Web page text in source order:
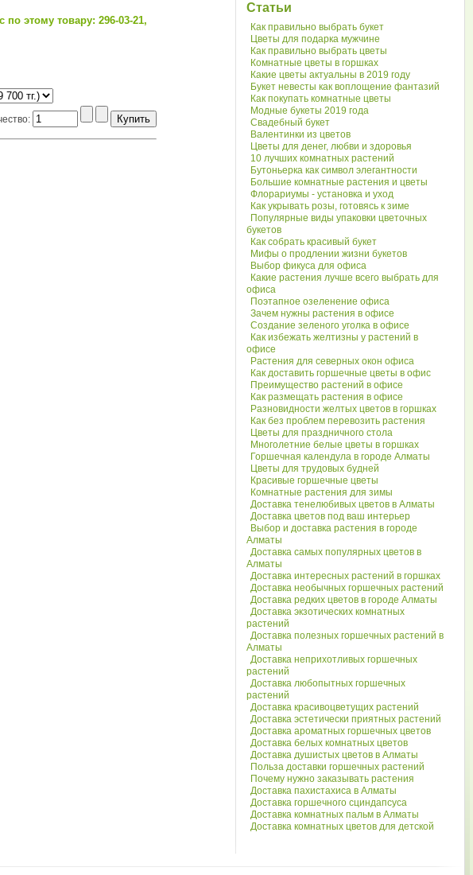
по этому товару: 296-03-21,
Статьи
Как правильно выбрать букет
Цветы для подарка мужчине
Как правильно выбрать цветы
Комнатные цветы в горшках
Какие цветы актуальны в 2019 году
Букет невесты как воплощение фантазий
Как покупать комнатные цветы
Модные букеты 2019 года
Свадебный букет
Валентинки из цветов
Цветы для денег, любви и здоровья
10 лучших комнатных растений
Бутоньерка как символ элегантности
Большие комнатные растения и цветы
Флорариумы - установка и уход
Как укрывать розы, готовясь к зиме
Популярные виды упаковки цветочных
букетов
Как собрать красивый букет
Мифы о продлении жизни букетов
Выбор фикуса для офиса
Какие растения лучше всего выбрать для
офиса
Поэтапное озеленение офиса
Зачем нужны растения в офисе
Создание зеленого уголка в офисе
Как избежать желтизны у растений в
офисе
Растения для северных окон офиса
Как доставить горшечные цветы в офис
Преимущество растений в офисе
Как размещать растения в офисе
Разновидности желтых цветов в горшках
Как без проблем перевозить растения
Цветы для праздничного стола
Многолетние белые цветы в горшках
Горшечная календула в городе Алматы
Цветы для трудовых будней
Красивые горшечные цветы
Комнатные растения для зимы
Доставка тенелюбивых цветов в Алматы
Доставка цветов под ваш интерьер
Выбор и доставка растения в городе
Алматы
Доставка самых популярных цветов в
Алматы
Доставка интересных растений в горшках
Доставка необычных горшечных растений
Доставка редких цветов в городе Алматы
Доставка экзотических комнатных
растений
Доставка полезных горшечных растений в
Алматы
Доставка неприхотливых горшечных
растений
Доставка любопытных горшечных
растений
Доставка красивоцветущих растений
Доставка эстетически приятных растений
Доставка ароматных горшечных цветов
Доставка белых комнатных цветов
Доставка душистых цветов в Алматы
Польза доставки горшечных растений
Почему нужно заказывать растения
Доставка пахистахиса в Алматы
Доставка горшечного сциндапсуса
Доставка комнатных пальм в Алматы
Доставка комнатных цветов для детской